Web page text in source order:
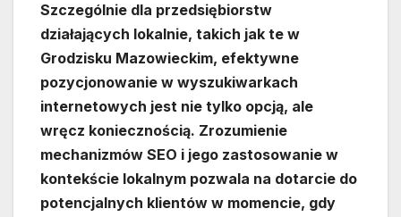
Szczególnie dla przedsiębiorstw
działających lokalnie, takich jak te w
Grodzisku Mazowieckim, efektywne
pozycjonowanie w wyszukiwarkach
internetowych jest nie tylko opcją, ale
wręcz koniecznością. Zrozumienie
mechanizmów SEO i jego zastosowanie w
kontekście lokalnym pozwala na dotarcie do
potencjalnych klientów w momencie, gdy